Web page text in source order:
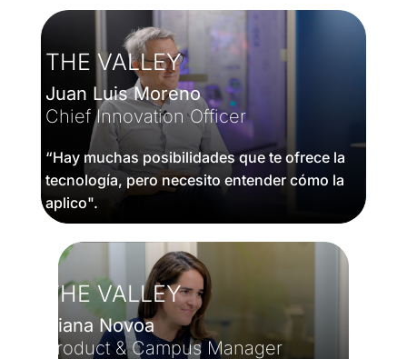
THE VALLEY
Juan Luis Moreno
Chief Innovation Officer
“Hay muchas posibilidades que te ofrece la
tecnología, pero necesito entender cómo la
aplico".
THE VALLEY
Diana Novoa
Product & Campus Manager